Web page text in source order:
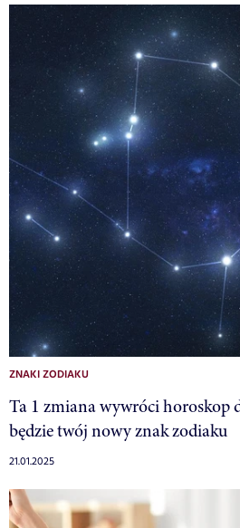
ZNAKI ZODIAKU
Ta 1 zmiana wywróci horoskop
będzie twój nowy znak zodiaku
21.01.2025